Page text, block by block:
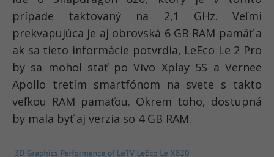
prípade taktovaný na 2,1 GHz. Veľmi
prekvapujúca je aj obrovská 6 GB RAM pamäť a
ak sa tieto informácie potvrdia, LeEco Le 2 Pro
by sa mohol stať po Vivo Xplay 5S a Vernee
Apollo tretím smartfónom na svete s takto
veľkou RAM pamäťou. Okrem toho, dostupná
by mala byť aj verzia so 4 GB RAM.